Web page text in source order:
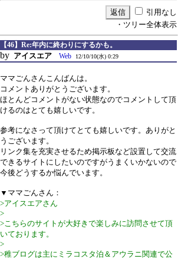
引用なし
・ツリー全体表示
【46】Re:年内に終わりにするかも。
by アイスエア Web 12/10/10(水) 0:29
ママごんさんこんばんは。
コメントありがとうございます。
ほとんどコメントがない状態なのでコメントして頂
けるのはとても嬉しいです。
参考になさって頂けてとても嬉しいです。ありがと
うございます。
リンク集を充実させるため掲示板など設置して交流
できるサイトにしたいのですがうまくいかないので
今後どうするか悩んでいます。
▼ママごんさん：
>アイスエアさん
>
>こちらのサイトが大好きで楽しみに訪問させて頂
いております。
>
>稚ブログは主にミラコスタ泊＆アウラニ関連で公